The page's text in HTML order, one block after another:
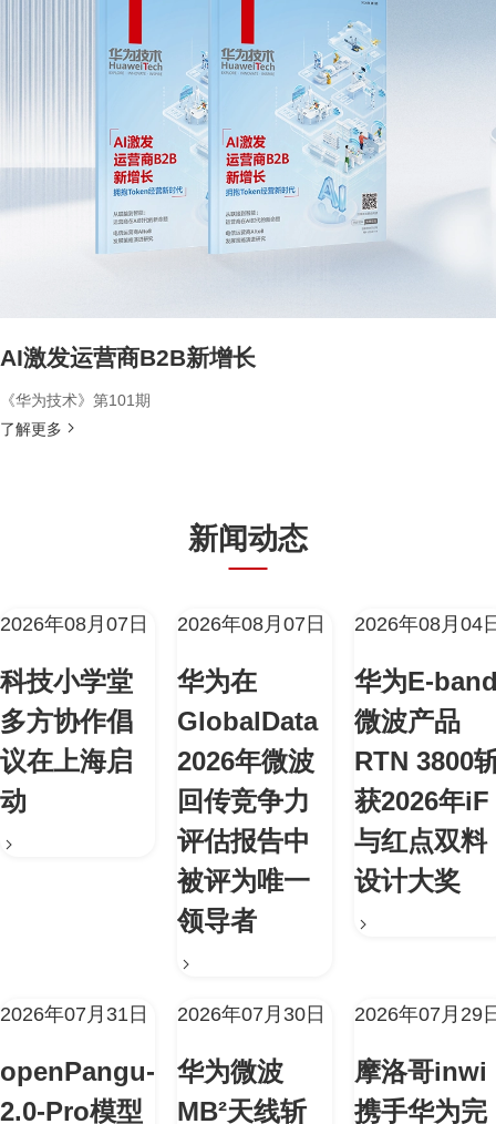
AI激发运营商B2B新增长
《华为技术》第101期
了解更多
新闻动态
2026年08月07日
科技小学堂
多方协作倡
议在上海启
动
2026年08月07日
华为在
GlobalData
2026年微波
回传竞争力
评估报告中
被评为唯一
领导者
2026年08月04
华为E-
微波产品
RTN 3800
获2026年iF
与红点双料
设计大奖
2026年07月31日
openPangu-
2.0-Pro模型
2026年07月30日
华为微波
MB²天线斩
2026年07月29
摩洛哥inwi
携手华为完